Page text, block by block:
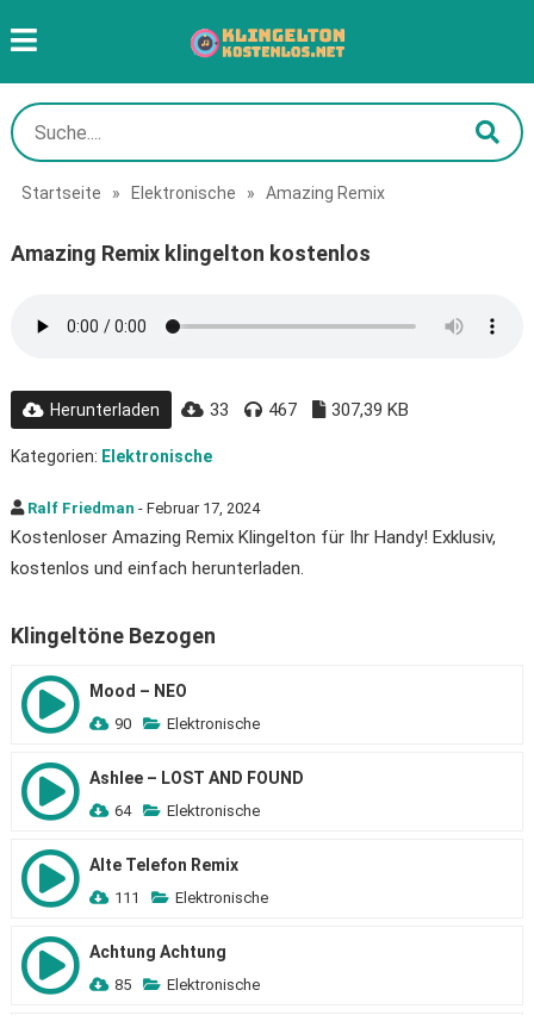
Startseite » Elektronische » Amazing Remix
Amazing Remix klingelton kostenlos
Herunterladen 33 467 307,39 KB
Kategorien: Elektronische
Ralf Friedman - Februar 17, 2024
Kostenloser Amazing Remix Klingelton für Ihr Handy! Exklusiv,
kostenlos und einfach herunterladen.
Klingeltöne Bezogen
Mood – NEO
90 Elektronische
Ashlee – LOST AND FOUND
64 Elektronische
Alte Telefon Remix
111 Elektronische
Achtung Achtung
85 Elektronische